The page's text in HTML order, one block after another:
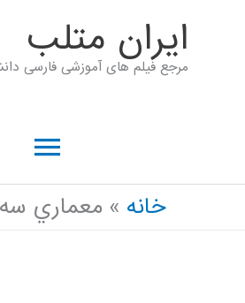
ايران متلب
مرجع فیلم های آموزشی فارسی
خانه معماري